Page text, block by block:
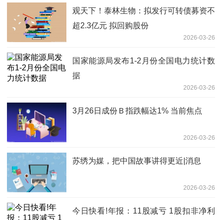
观天下！泰林生物：拟发行可转债募资不
超2.3亿元 拟回购股份
2026-03-26
国家能源局发布1-2月份全国电力统计数
据
2026-03-26
3月26日成份Ｂ指跌幅达1% 当前焦点
2026-03-26
苏绣为媒，把中国故事讲得更近|消息
2026-03-26
今日快看!年报：11股减亏 1股扣非净利